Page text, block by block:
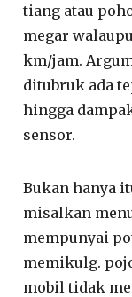
tiang atau
megar
km/jam.
ditubruk ada
hingga
sensor.
Bukan hanya
misalkan
mempunyai
memikulg.
mobil tidak